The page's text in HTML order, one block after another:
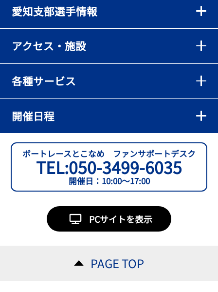
【とこなめボート】出足抜群の篠原晟弥だが「叩き変える可能性も
ある」と思案顔
【とこなめボート】準優６枠の西川拓利は「チルトを跳ねる可能性
もあります」
2026年08月02日
愛知支部選手情報
アクセス・施設
各種サービス
開催日程
ボートレースとこなめ ファンサポートデスク
TEL:050-3499-6035
開催日：10:00～17:00
PCサイトを表示
PAGE TOP